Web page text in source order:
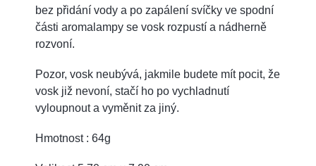
bez přidání vody a po zapálení svíčky ve spodní
části aromalampy se vosk rozpustí a nádherně
rozvoní.
Pozor, vosk neubývá, jakmile budete mít pocit, že
vosk již nevoní, stačí ho po vychladnutí
vyloupnout a vyměnit za jiný.
Hmotnost : 64g